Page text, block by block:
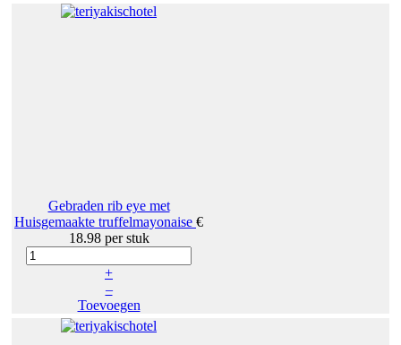
Gebraden rib eye met
Huisgemaakte truffelmayonaise €
18.98per stuk
+
–
Toevoegen